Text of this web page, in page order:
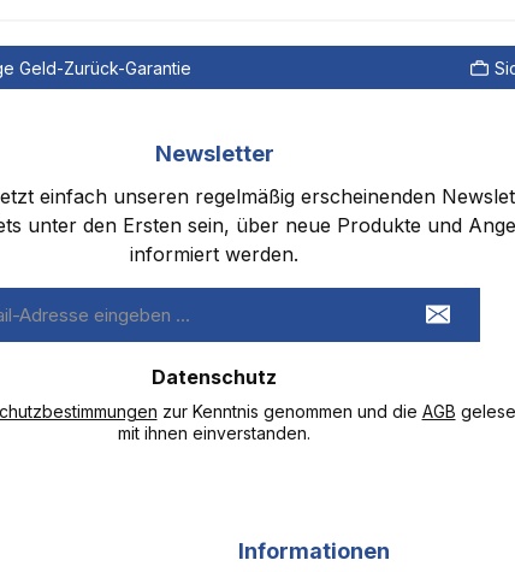
Geld-Zurück-Garantie
Newsletter
einfach unseren regelmäßig erscheinenden
unter den Ersten sein, über neue Produkte und
informiert werden.
Datenschutz
zur Kenntnis genommen und die AGB
mit ihnen einverstanden.
Informationen